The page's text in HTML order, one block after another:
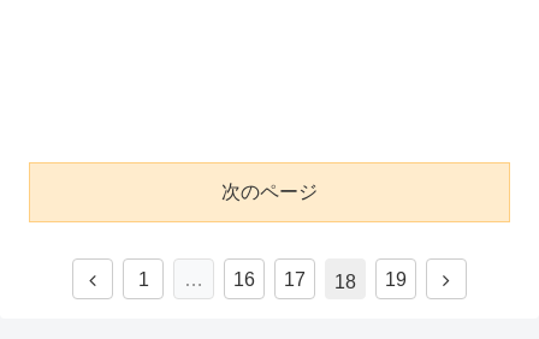
次のページ
1 … 16 17 18 19